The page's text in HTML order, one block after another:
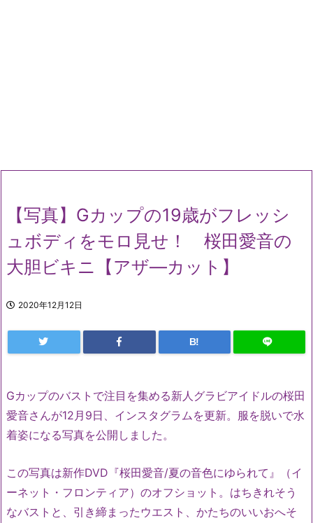
【写真】Gカップの19歳がフレッシ
ュボディをモロ見せ！ 桜田愛音の
大胆ビキニ【アザ―カット】
2020年12月12日
B!
Gカップのバストで注目を集める新人グラビアイドルの桜田
愛音さんが12月9日、インスタグラムを更新。服を脱いで水
着姿になる写真を公開しました。
この写真は新作DVD『桜田愛音/夏の音色にゆられて』（イ
ーネット・フロンティア）のオフショット。はちきれそう
なバストと、引き締まったウエスト、かたちのいいおへそ